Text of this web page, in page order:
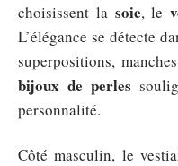
choisissent la soie, le
L’élégance se détecte
superpositions,
bijoux de perles
personnalité.
Côté masculin, le